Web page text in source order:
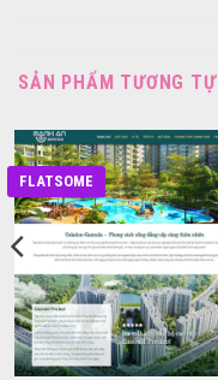
SẢN PHẨM TƯƠNG TỰ
FLATSOME